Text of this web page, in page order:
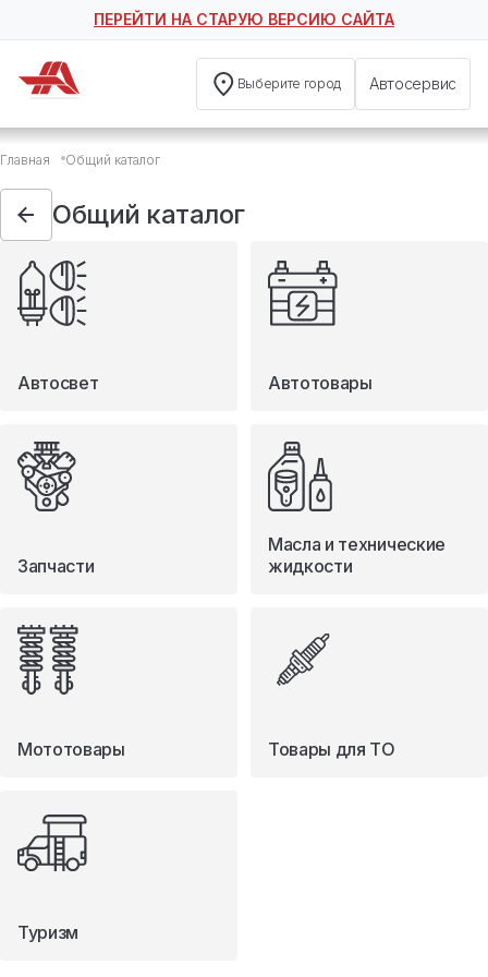
ПЕРЕЙТИ НА СТАРУЮ ВЕРСИЮ САЙТА
Выберите город Автосервис
Общий каталог
Автосвет
Автотовары
Запчасти
Масла и технические жидкости
Мототовары
Туризм
Главная Общий каталог
Общий каталог
Автосвет Автотовары
Запчасти
Масла и технические
жидкости
Мототовары Товары для ТО
Туризм